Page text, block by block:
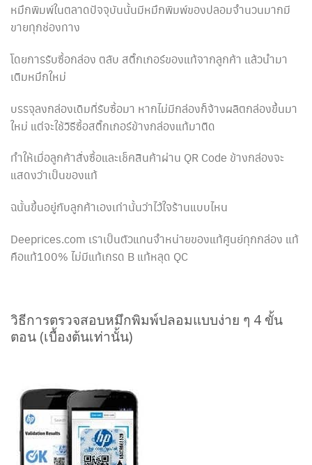
หมึกพิมพ์ในตลาดปัจจุบันนั้นมีหมึกพิมพ์ของปลอมจำนวนมากมี
ขายทุกช่องทาง
โดยการรับซื้อกล่อง ตลับ สติ๊กเกอร์ของแท้จากลูกค้า แล้วนำมา
เติมหมึกใหม่
บรรจุลงกล่องเดิมที่รับซื้อมา หากไม่มีกล่องก็จ้างผลิตกล่องขึ้นมา
ใหม่ แต่จะใช้วิธีซื้อสติ๊กเกอร์ข้างกล่องแท้มาติด
ทำให้เมื่อลูกค้าสั่งซื้อและเช็คสินค้าผ่าน QR Code ข้างกล่องจะ
แสดงว่าเป็นของแท้
ฉนั้นขึ้นอยู่กับลูกค้าเองเท่านั้นว่าไว้ใจร้านแบบไหน
Deeprices.com เราเป็นตัวแทนจำหน่ายของแท้ศูนย์ทุกกล่อง แท้
คือแท้100% ไม่มีแท้เกรด B แท้หลุด QC
วิธีการตรวจสอบหมึกพิมพ์ปลอมแบบง่าย ๆ 4 ขั้น
ตอน (เบื้องต้นเท่านั้น)